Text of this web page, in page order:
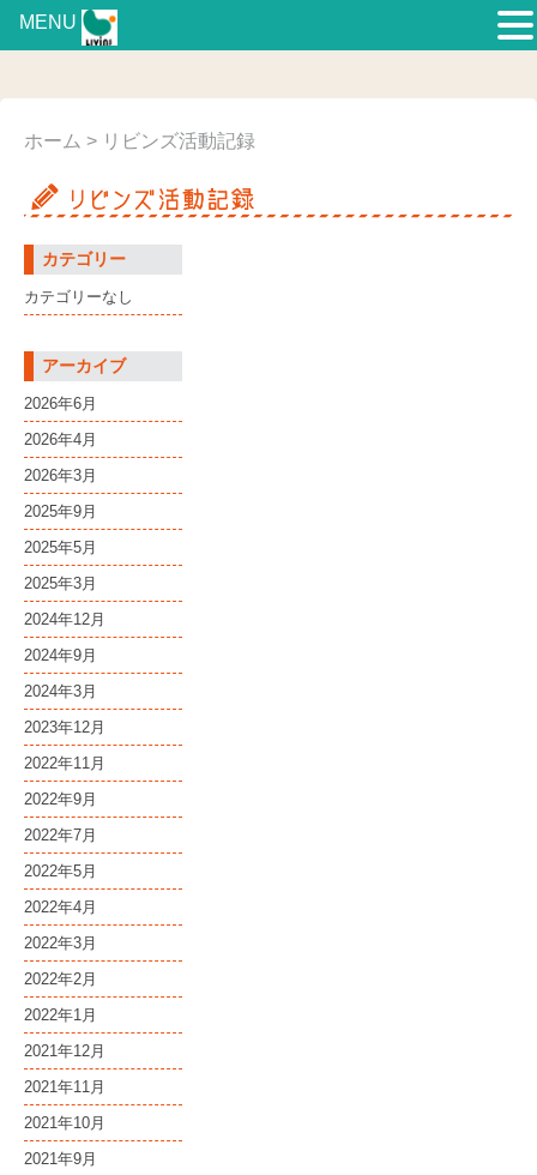
ホーム > リビンズ活動記録
カテゴリー
カテゴリーなし
アーカイブ
2026年6月
2026年4月
2026年3月
2025年9月
2025年5月
2025年3月
2024年12月
2024年9月
2024年3月
2023年12月
2022年11月
2022年9月
2022年7月
2022年5月
2022年4月
2022年3月
2022年2月
2022年1月
2021年12月
2021年11月
2021年10月
2021年9月
MENU